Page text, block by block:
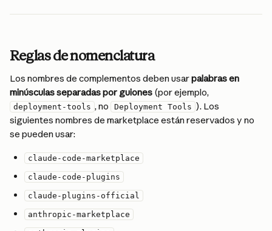
Reglas de nomenclatura
Los nombres de complementos deben usar palabras en
minúsculas separadas por guiones (por ejemplo,
deployment-tools , no Deployment Tools ). Los
siguientes nombres de marketplace están reservados y no
se pueden usar:
claude-code-marketplace
claude-code-plugins
claude-plugins-official
anthropic-marketplace